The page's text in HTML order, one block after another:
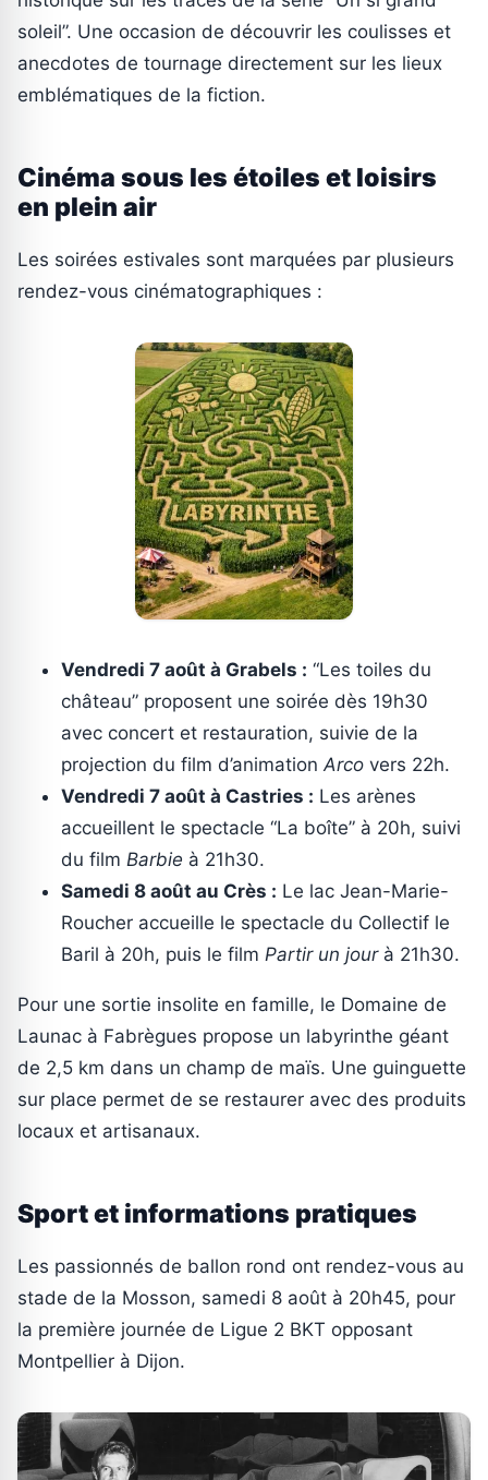
soleil”. Une occasion de découvrir les coulisses et
anecdotes de tournage directement sur les lieux
emblématiques de la fiction.
Cinéma sous les étoiles et loisirs
en plein air
Les soirées estivales sont marquées par plusieurs
rendez-vous cinématographiques :
Vendredi 7 août à Grabels : “Les toiles du
château” proposent une soirée dès 19h30
avec concert et restauration, suivie de la
projection du film d’animation Arco vers 22h.
Vendredi 7 août à Castries : Les arènes
accueillent le spectacle “La boîte” à 20h, suivi
du film Barbie à 21h30.
Samedi 8 août au Crès : Le lac Jean-Marie-
Roucher accueille le spectacle du Collectif le
Baril à 20h, puis le film Partir un jourà 21h30.
Pour une sortie insolite en famille, le Domaine de
Launac à Fabrègues propose un labyrinthe géant
de 2,5 km dans un champ de maïs. Une guinguette
sur place permet de se restaurer avec des produits
locaux et artisanaux.
Sport et informations pratiques
Les passionnés de ballon rond ont rendez-vous au
stade de la Mosson, samedi 8 août à 20h45, pour
la première journée de Ligue 2 BKT opposant
Montpellier à Dijon.